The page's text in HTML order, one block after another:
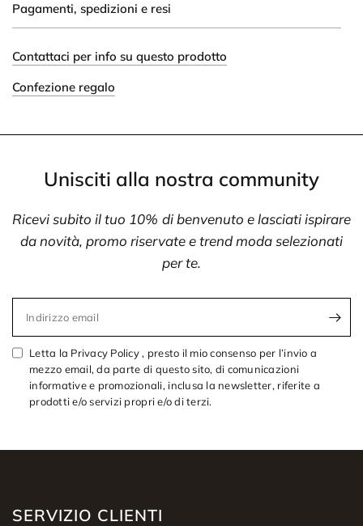
Pagamenti, spedizioni e resi
Contattaci per info su questo prodotto
Confezione regalo
Unisciti alla nostra community
Ricevi subito il tuo 10% di benvenuto e lasciati ispirare
da novità, promo riservate e trend moda selezionati
per te.
Indirizzo email
Letta la Privacy Policy , presto il mio consenso per l’invio a
mezzo email, da parte di questo sito, di comunicazioni
informative e promozionali, inclusa la newsletter, riferite a
prodotti e/o servizi propri e/o di terzi.
SERVIZIO CLIENTI